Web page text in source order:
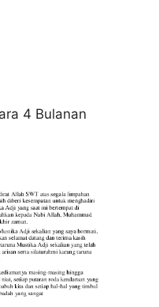
4 Bulanan